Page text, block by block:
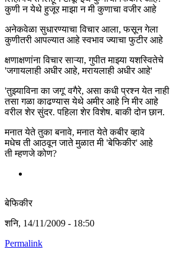
कुणी न येथे हुजूर माझा न मी कुणाचा वजीर आहे
अनेकवेळा सुधारण्याचा विचार आला, फसून गेला
कुणीतरी आपल्यात आहे स्वभाव ज्याचा फुटीर आहे
क्षणाक्षणांना विचार साऱ्या, गुपीत माझ्या यशस्वितेचे
'जगायलाही अधीर आहे, मरायलाही अधीर आहे'
'तुझ्याविना का जगू' वगैरे, असा कधी प्रश्न येत नाही
तसा गळा काढण्यास येथे अमीर आहे नि मीर आहे
वरील शेर सुंदर. पहिला शेर विशेष. बाकी दोन छान.
मनात येते तुका बनावे, मनात येते कबीर व्हावे
मधेच ती आठवून जाते मुळात मी 'बेफिकीर' आहे
ती म्हणजे कोण?
बेफिकीर
शनि, 14/11/2009 - 18:50
Permalink